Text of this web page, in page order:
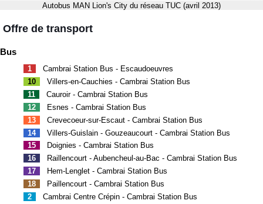
Autobus MAN Lion's City du réseau TUC (avril 2013)
Offre de transport
Bus
1
Cambrai Station Bus - Escaudoeuvres
10
Villers-en-Cauchies - Cambrai Station Bus
11
Cauroir - Cambrai Station Bus
12
Esnes - Cambrai Station Bus
13
Crevecoeur-sur-Escaut - Cambrai Station Bus
14
Villers-Guislain - Gouzeaucourt - Cambrai Station Bus
15
Doignies - Cambrai Station Bus
16
Raillencourt - Aubencheul-au-Bac - Cambrai Station Bus
17
Hem-Lenglet - Cambrai Station Bus
18
Paillencourt - Cambrai Station Bus
2
Cambrai Centre Crépin - Cambrai Station Bus